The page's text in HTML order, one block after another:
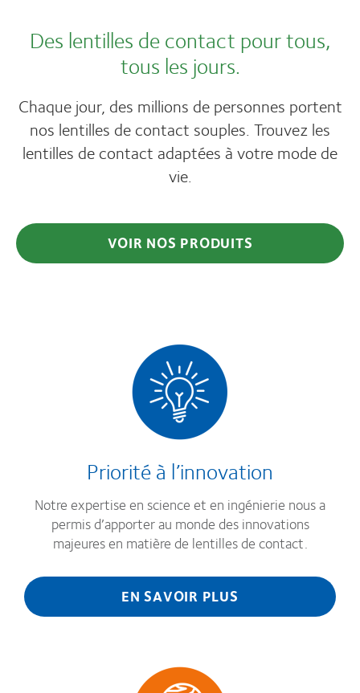
Des lentilles de contact pour tous,
tous les jours.
Chaque jour, des millions de personnes portent
nos lentilles de contact souples. Trouvez les
lentilles de contact adaptées à votre mode de
vie.
VOIR NOS PRODUITS
Priorité à l’innovation
Notre expertise en science et en ingénierie nous a
permis d’apporter au monde des innovations
majeures en matière de lentilles de contact.
EN SAVOIR PLUS